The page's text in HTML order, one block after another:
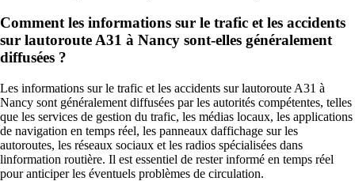
Comment les informations sur le trafic et les accidents
sur lautoroute A31 à Nancy sont-elles généralement
diffusées ?
Les informations sur le trafic et les accidents sur lautoroute A31 à
Nancy sont généralement diffusées par les autorités compétentes, telles
que les services de gestion du trafic, les médias locaux, les applications
de navigation en temps réel, les panneaux daffichage sur les
autoroutes, les réseaux sociaux et les radios spécialisées dans
linformation routière. Il est essentiel de rester informé en temps réel
pour anticiper les éventuels problèmes de circulation.